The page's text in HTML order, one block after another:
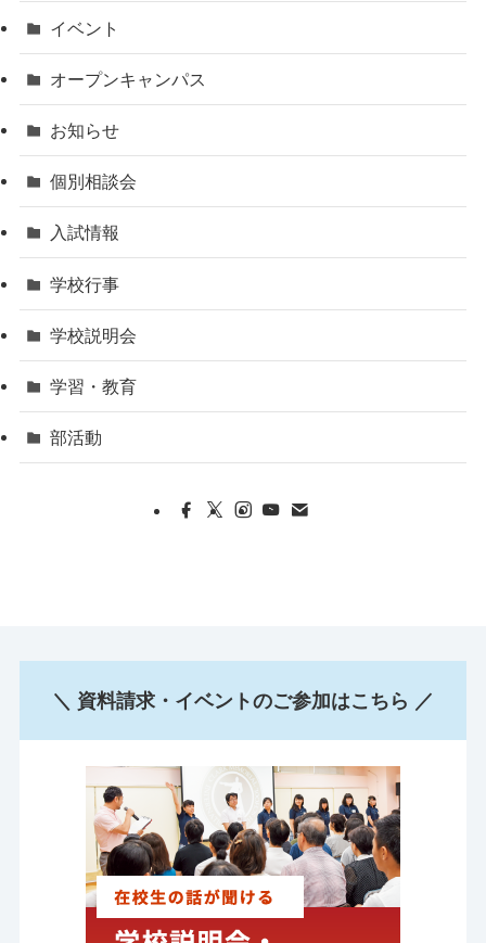
イベント
オープンキャンパス
お知らせ
個別相談会
入試情報
学校行事
学校説明会
学習・教育
部活動
＼ 資料請求・イベントのご参加はこちら ／